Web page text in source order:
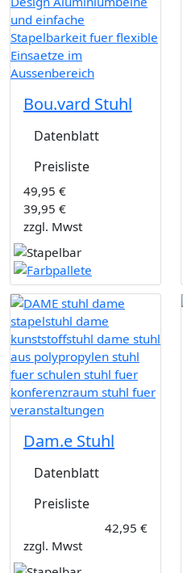
Bou.vard Stuhl
Datenblatt
Preisliste
49,95 €
39,95 €
zzgl. Mwst
Dam.e Stuhl
Datenblatt
Preisliste
42,95 €
zzgl. Mwst